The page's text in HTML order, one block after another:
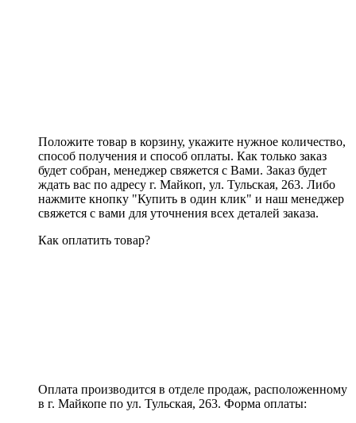
Положите товар в корзину, укажите нужное количество,
способ получения и способ оплаты. Как только заказ
будет собран, менеджер свяжется с Вами. Заказ будет
ждать вас по адресу г. Майкоп, ул. Тульская, 263. Либо
нажмите кнопку "Купить в один клик" и наш менеджер
свяжется с вами для уточнения всех деталей заказа.
Как оплатить товар?
Оплата производится в отделе продаж, расположенному
в г. Майкопе по ул. Тульская, 263. Форма оплаты: